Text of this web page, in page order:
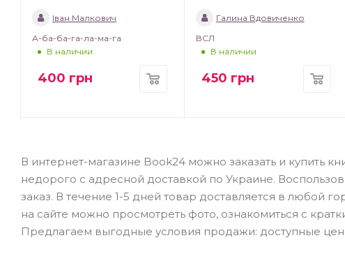
Іван Малкович
А-ба-ба-га-ла-ма-га
В наличии
400 грн
Галина Вдовиченко
ВСЛ
В наличии
450 грн
В интернет-магазине Book24 можно заказать и купить
недорого с адресной доставкой по Украине.
заказ. В течение 1-5 дней товар доставляется в любой
на сайте можно просмотреть фото, ознакомиться с
Предлагаем выгодные условия продажи: доступные